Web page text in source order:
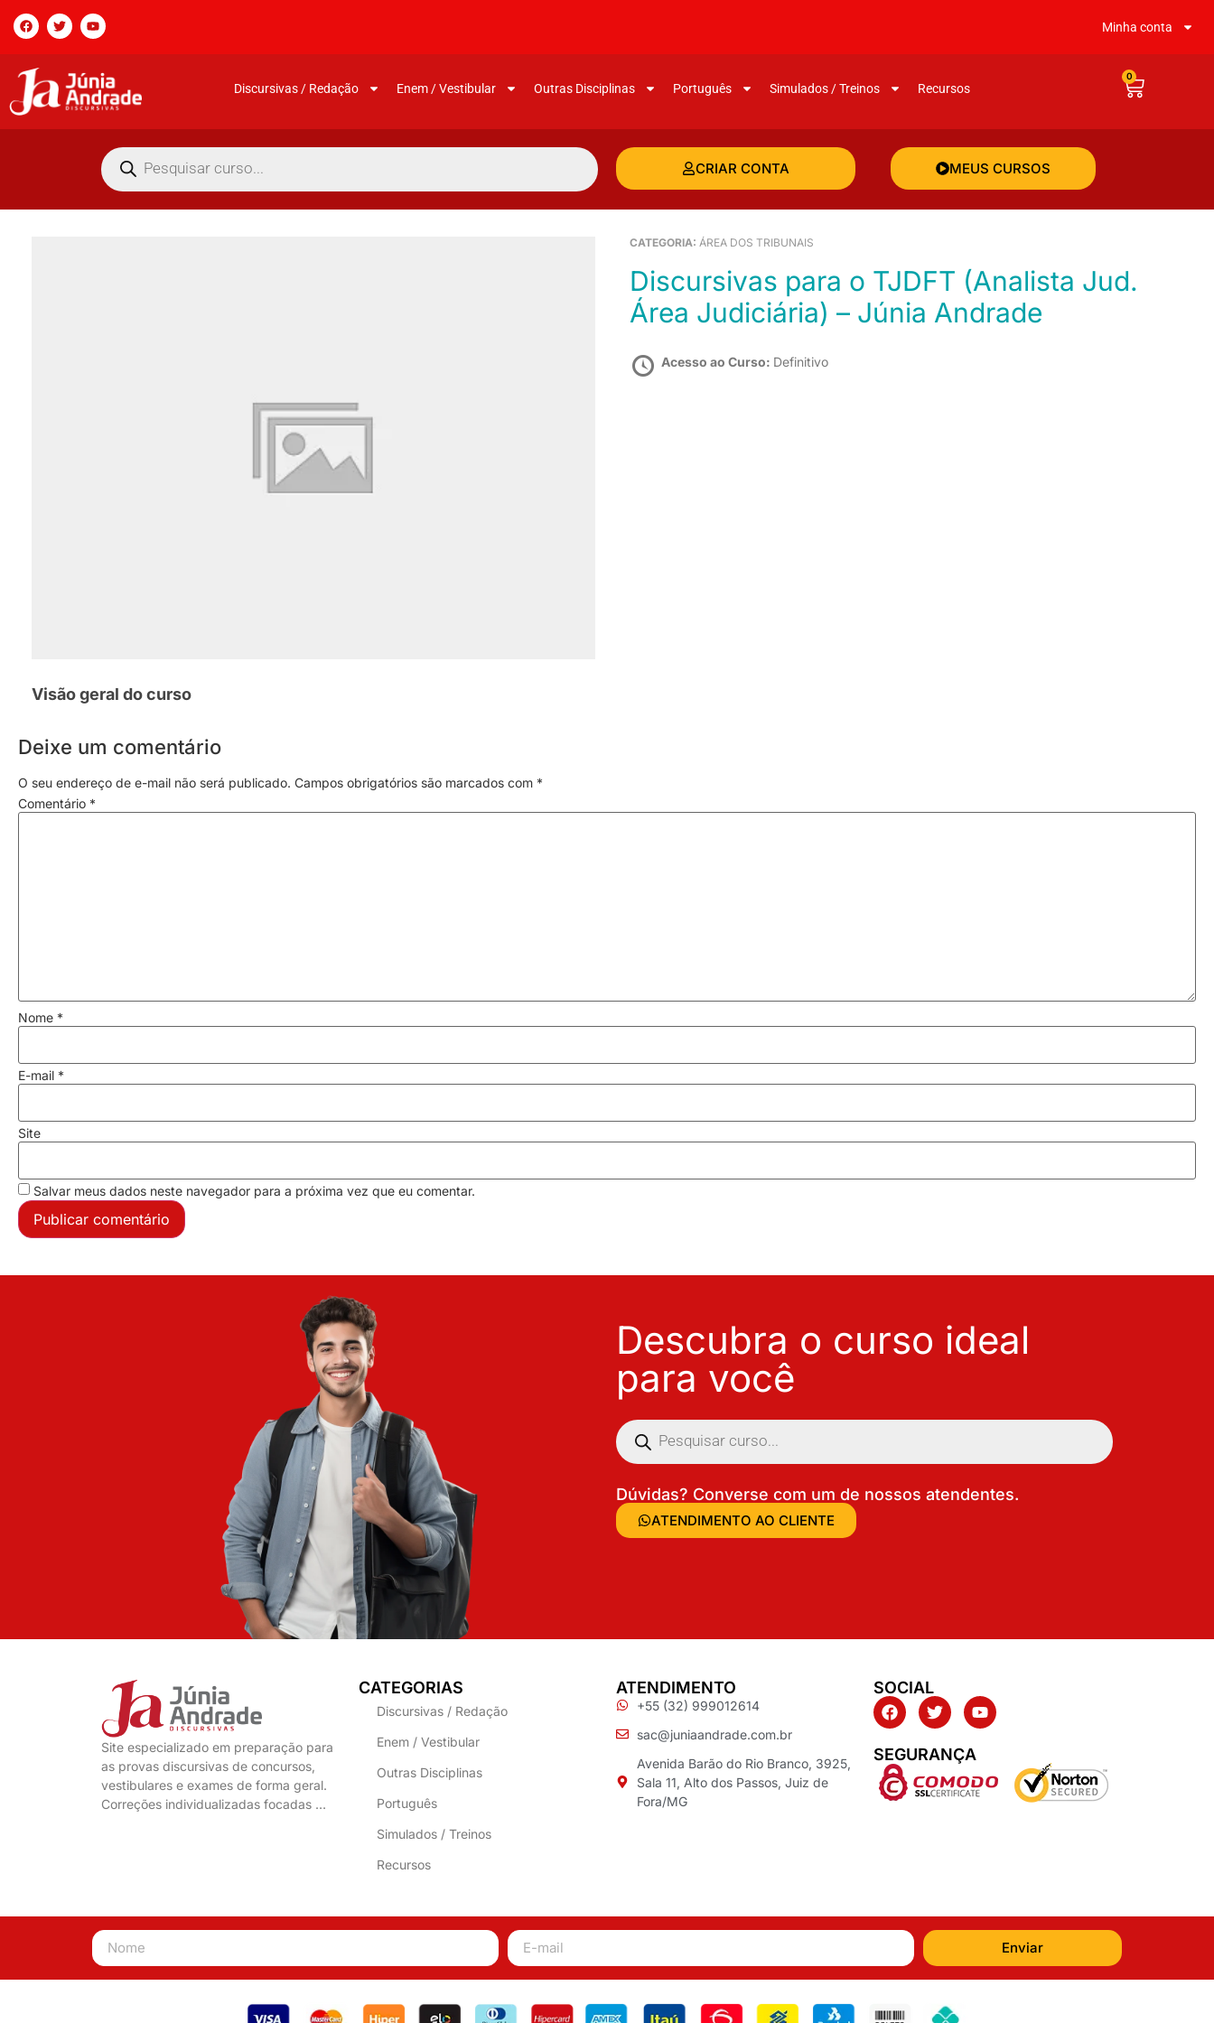
Minha conta
Discursivas / Redação Enem / Vestibular Outras Disciplinas Português Simulados / Treinos Recursos
0
CRIAR CONTA MEUS CURSOS
CATEGORIA: ÁREA DOS TRIBUNAIS
Discursivas para o TJDFT (Analista Jud.
Área Judiciária) – Júnia Andrade
Acesso ao Curso: Definitivo
Visão geral do curso
Deixe um comentário
O seu endereço de e-mail não será publicado. Campos obrigatórios são marcados com *
Comentário *
Nome *
E-mail *
Site
Salvar meus dados neste navegador para a próxima vez que eu comentar.
Descubra o curso ideal
para você
Dúvidas? Converse com um de nossos atendentes.
ATENDIMENTO AO CLIENTE
Site especializado em preparação para
as provas discursivas de concursos,
vestibulares e exames de forma geral.
Correções individualizadas focadas …
CATEGORIAS
Discursivas / Redação
Enem / Vestibular
Outras Disciplinas
Português
Simulados / Treinos
Recursos
ATENDIMENTO
+55 (32) 999012614
sac@juniaandrade.com.br
Avenida Barão do Rio Branco, 3925,
Sala 11, Alto dos Passos, Juiz de
Fora/MG
SOCIAL
SEGURANÇA
Enviar